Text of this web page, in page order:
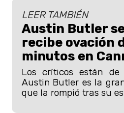
LEER TAMBIÉN
Austin Butler
recibe ovación
minutos en
Los críticos están
Austin Butler es la
que la rompió tras su